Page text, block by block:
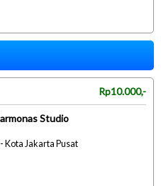
Rp10.000,-
Studio
Kota Jakarta Pusat